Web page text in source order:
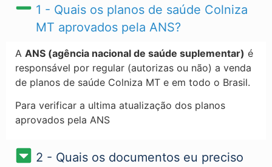
1 - Quais os planos de saúde Colniza
MT​ aprovados pela ANS?
A ANS (agência nacional de saúde suplementar) é
responsável por regular (autorizas ou não) a venda
de planos de saúde Colniza MT e em todo o Brasil.
Para verificar a ultima atualização dos planos
aprovados pela ANS
2 - Quais os documentos eu preciso